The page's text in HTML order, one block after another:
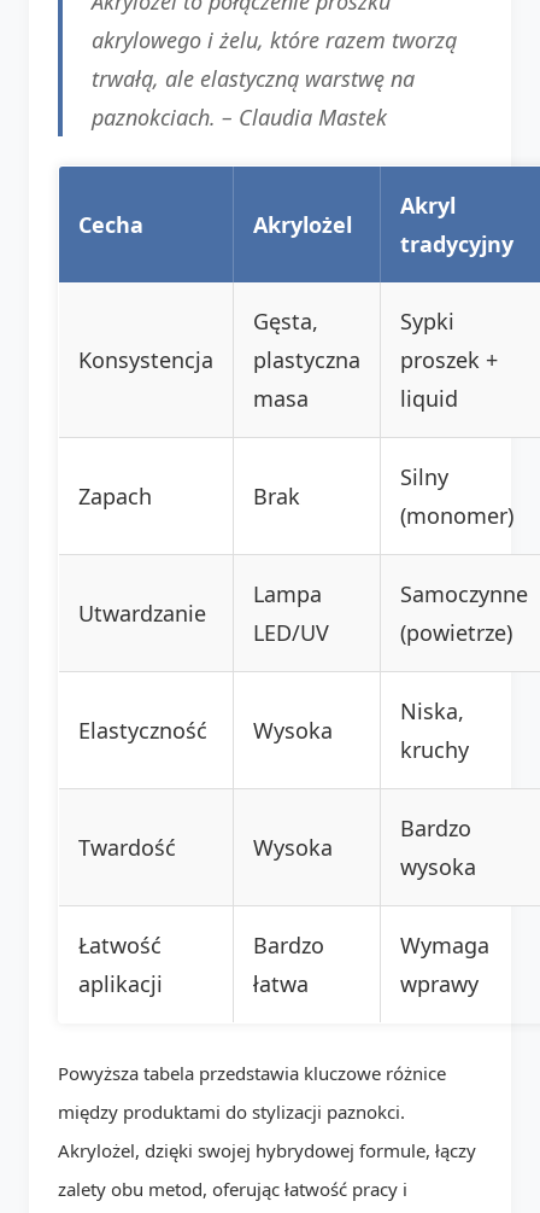
akrylowego i żelu, które razem tworzą
trwałą, ale elastyczną warstwę na
paznokciach. – Claudia Mastek
Cecha Akrylożel
Akryl
tradycyjny
Konsystencja
Gęsta,
plastyczna
masa
Sypki
proszek +
liquid
Zapach Brak
Silny
(monomer)
Utwardzanie
Lampa
LED/UV
Samoczynne
(powietrze)
Elastyczność Wysoka
Niska,
kruchy
Twardość Wysoka
Bardzo
wysoka
Łatwość
aplikacji
Bardzo
łatwa
Wymaga
wprawy
Powyższa tabela przedstawia kluczowe różnice
między produktami do stylizacji paznokci.
Akrylożel, dzięki swojej hybrydowej formule, łączy
zalety obu metod, oferując łatwość pracy i